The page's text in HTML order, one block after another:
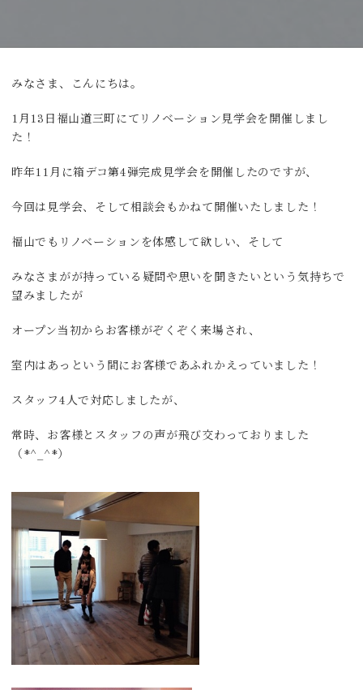
みなさま、こんにちは。
1月13日福山道三町にてリノベーション見学会を開催しまし
た！
昨年11月に箱デコ第4弾完成見学会を開催したのですが、
今回は見学会、そして相談会もかねて開催いたしました！
福山でもリノベーションを体感して欲しい、そして
みなさまがが持っている疑問や思いを聞きたいという気持ちで
望みましたが
オープン当初からお客様がぞくぞく来場され、
室内はあっという間にお客様であふれかえっていました！
スタッフ4人で対応しましたが、
常時、お客様とスタッフの声が飛び交わっておりました
（*^_^*）